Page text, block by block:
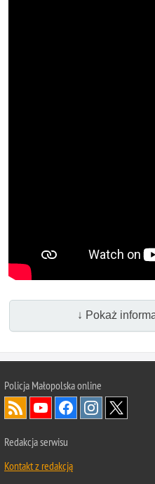
↓ Pokaż
Policja Małopolska online
Redakcja serwisu
Kontakt z redakcją